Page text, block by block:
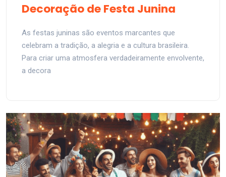
Decoração de Festa Junina
As festas juninas são eventos marcantes que
celebram a tradição, a alegria e a cultura brasileira.
Para criar uma atmosfera verdadeiramente envolvente,
a decora